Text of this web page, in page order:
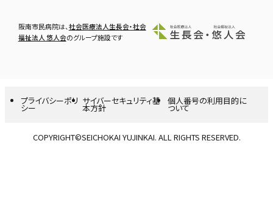
阪南市民病院は、社会医療法人生長会・社会
福祉法人 悠人会のグループ施設です
プライバシーポリ
シー
サイバーセキュリティ基
本方針
個人番号の利用目的に
ついて
COPYRIGHT©SEICHOKAI YUJINKAI. ALL RIGHTS RESERVED.